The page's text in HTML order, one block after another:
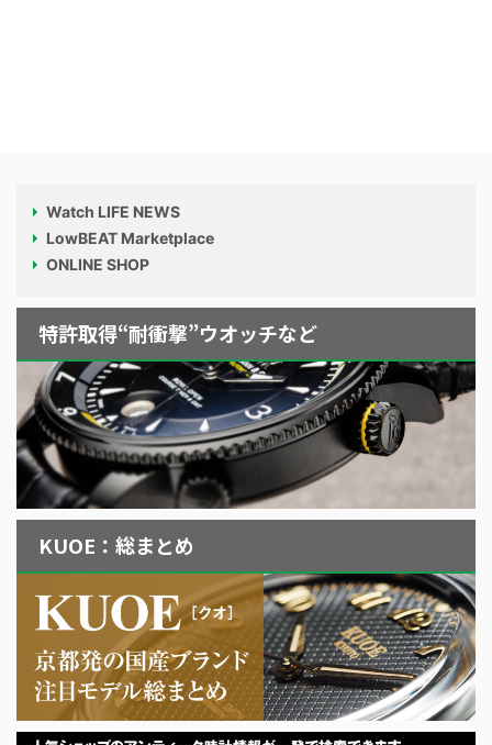
Watch LIFE NEWS
LowBEAT Marketplace
ONLINE SHOP
特許取得“耐衝撃”ウオッチなど
KUOE：総まとめ